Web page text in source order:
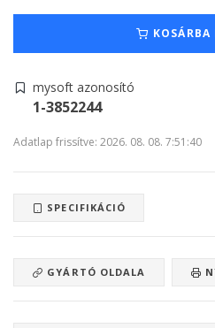
KOSÁRBA
mysoft azonosító
1-3852244
Adatlap frissítve: 2026. 08. 08. 7:51:40
SPECIFIKÁCIÓ
GYÁRTÓ OLDALA